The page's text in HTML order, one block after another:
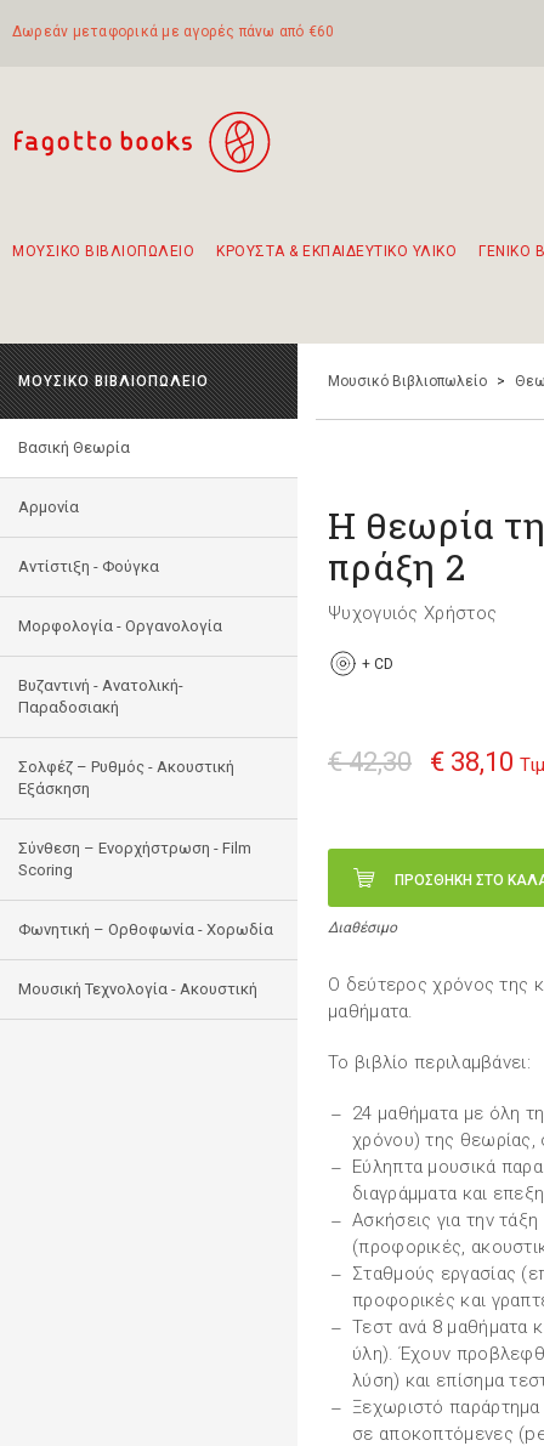
Δωρεάν μεταφορικά με αγορές πάνω από €60
ΜΟΥΣΙΚΟ ΒΙΒΛΙΟΠΩΛΕΙΟ ΚΡΟΥΣΤΑ & ΕΚΠΑΙΔΕΥΤΙΚΟ ΥΛΙΚΟ ΓΕΝΙΚΟ
ΜΟΥΣΙΚΟ ΒΙΒΛΙΟΠΩΛΕΙΟ
Βασική Θεωρία
Αρμονία
Αντίστιξη - Φούγκα
Μορφολογία - Οργανολογία
Bυζαντινή - Ανατολική-
Παραδοσιακή
Σολφέζ – Ρυθμός - Ακουστική
Εξάσκηση
Σύνθεση – Ενορχήστρωση - Film
Scoring
Φωνητική – Ορθοφωνία - Χορωδία
Μουσική Τεχνολογία - Ακουστική
Μουσικό Βιβλιοπωλείο >
Η θεωρία
πράξη 2
Ψυχογυιός Χρήστος
+ CD
€ 42,30 € 38,10
ΠΡΟΣΘΗΚΗ ΣΤΟ
Διαθέσιμο
Ο δεύτερος χρόνος της
μαθήματα.
Το βιβλίο περιλαμβάνει:
24 μαθήματα με όλη
χρόνου) της θεωρίας,
Εύληπτα μουσικά
διαγράμματα και
Ασκήσεις για την
(προφορικές,
Σταθμούς εργασίας
προφορικές και
Τεστ ανά 8 μαθήματα
ύλη). Έχουν
λύση) και επίσημα
Ξεχωριστό
σε αποκοπτόμενες